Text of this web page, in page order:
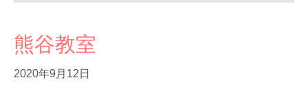
熊谷教室
2020年9月12日